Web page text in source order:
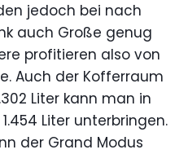
jedoch bei nach
auch Große genug
profitieren also von
Auch der Kofferraum
Liter kann man in
Liter unterbringen.
der Grand Modus